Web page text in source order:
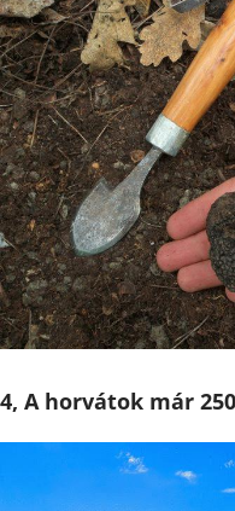
4, A horvátok már